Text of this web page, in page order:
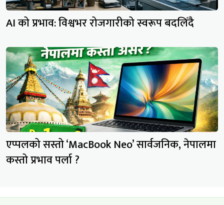
AI को प्रभाव: विश्वभर रोजगारीको स्वरूप बदलिँदै
एप्पलको सस्तो ‘MacBook Neo’ सार्वजनिक, नेपालमा
कस्तो प्रभाव पर्ला ?